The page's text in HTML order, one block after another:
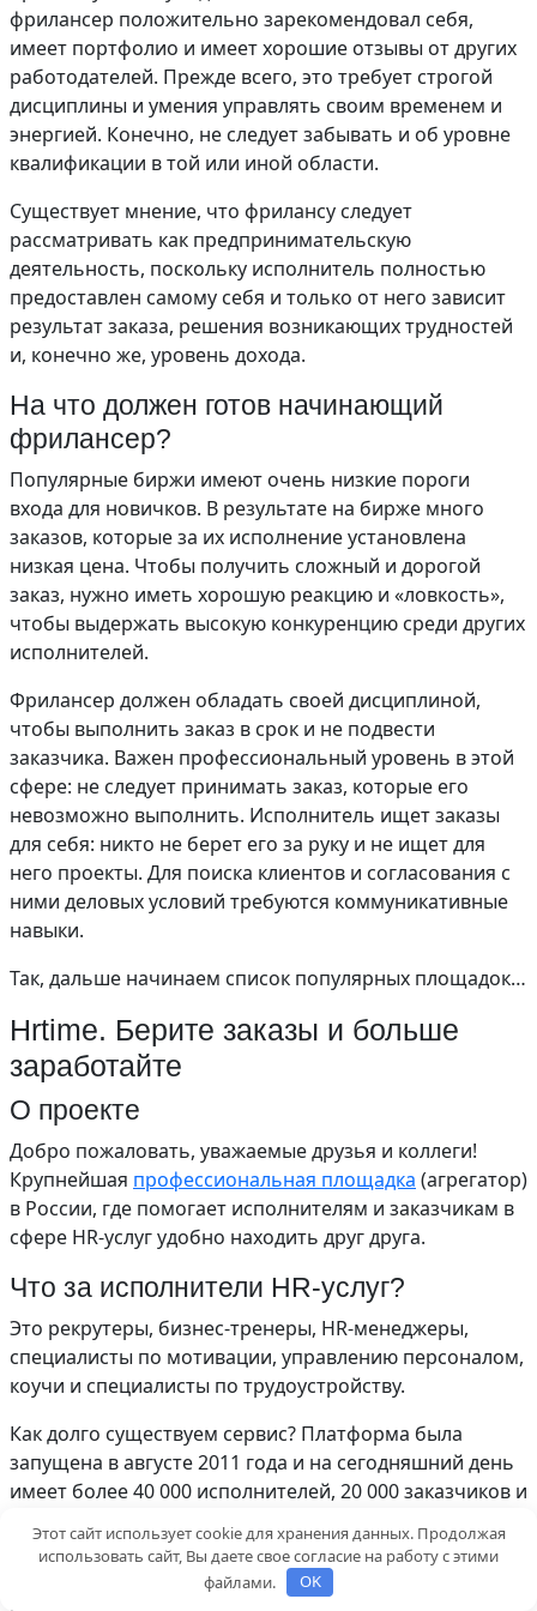
фрилансер положительно зарекомендовал себя,
имеет портфолио и имеет хорошие отзывы от других
работодателей. Прежде всего, это требует строгой
дисциплины и умения управлять своим временем и
энергией. Конечно, не следует забывать и об уровне
квалификации в той или иной области.
Существует мнение, что фрилансу следует
рассматривать как предпринимательскую
деятельность, поскольку исполнитель полностью
предоставлен самому себя и только от него зависит
результат заказа, решения возникающих трудностей
и, конечно же, уровень дохода.
На что должен готов начинающий
фрилансер?
Популярные биржи имеют очень низкие пороги
входа для новичков. В результате на бирже много
заказов, которые за их исполнение установлена
низкая цена. Чтобы получить сложный и дорогой
заказ, нужно иметь хорошую реакцию и «ловкость»,
чтобы выдержать высокую конкуренцию среди других
исполнителей.
Фрилансер должен обладать своей дисциплиной,
чтобы выполнить заказ в срок и не подвести
заказчика. Важен профессиональный уровень в этой
сфере: не следует принимать заказ, которые его
невозможно выполнить. Исполнитель ищет заказы
для себя: никто не берет его за руку и не ищет для
него проекты. Для поиска клиентов и согласования с
ними деловых условий требуются коммуникативные
навыки.
Так, дальше начинаем список популярных площадок…
Hrtime. Берите заказы и больше
заработайте
О проекте
Добро пожаловать, уважаемые друзья и коллеги!
Крупнейшая профессиональная площадка (агрегатор)
в России, где помогает исполнителям и заказчикам в
сфере HR-услуг удобно находить друг друга.
Что за исполнители HR-услуг?
Это рекрутеры, бизнес-тренеры, HR-менеджеры,
специалисты по мотивации, управлению персоналом,
коучи и специалисты по трудоустройству.
Как долго существуем сервис? Платформа была
запущена в августе 2011 года и на сегодняшний день
имеет более 40 000 исполнителей, 20 000 заказчиков и
состоянию на декабрь 2021 года аудитория
составляет 200 000 человек в месяц и сервис активно
Этот сайт использует cookie для хранения данных. Продолжая
использовать сайт, Вы даете свое согласие на работу с этими
файлами.
OK